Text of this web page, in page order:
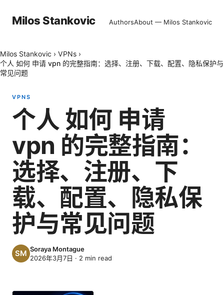
Milos Stankovic AuthorsAbout — Milos Stankovic
Milos Stankovic › VPNs ›
个人 如何 申请 vpn 的完整指南：选择、注册、下载、配置、隐私保护与
常见问题
VPNS
个人 如何 申请
vpn 的完整指南：
选择、注册、下
载、配置、隐私保
护与常见问题
Soraya Montague
2026年3月7日 · 2 min read